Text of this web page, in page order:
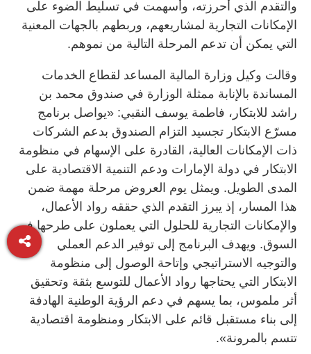
والتقدم الذي أحرزته، وأسهمت في تسليط الضوء على
الإمكانات التجارية لمشاريعهم، وربطهم بالجهات المعنية
التي يمكن أن تدعم المرحلة التالية من نموهم.
وقالت وكيل وزارة المالية المساعد لقطاع الخدمات
المساندة بالإنابة ممثلة الوزارة في صندوق محمد بن
راشد للابتكار، فاطمة يوسف النقبي: «يواصل برنامج
مسرّع الابتكار تجسيد التزام الصندوق بدعم الشركات
ذات الإمكانات العالية، القادرة على الإسهام في منظومة
الابتكار في دولة الإمارات ودعم التنمية الاقتصادية على
المدى الطويل. ويمثل يوم العروض مرحلة مهمة ضمن
هذا المسار، إذ يبرز التقدم الذي حققه رواد الأعمال،
والإمكانات التجارية للحلول التي يعملون على طرحها في
السوق. ويهدف البرنامج إلى توفير الدعم العملي
والتوجيه الاستراتيجي وإتاحة الوصول إلى منظومة
الابتكار التي يحتاجها رواد الأعمال للتوسع بثقة وتحقيق
أثر ملموس، بما يسهم في دعم الرؤية الوطنية الهادفة
إلى بناء مستقبل قائم على الابتكار ومنظومة اقتصادية
تتسم بالمرونة».